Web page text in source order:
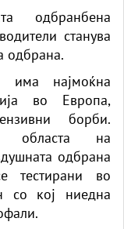
одбранбена
станува
одбрана.
има најмоќна
во Европа,
борби.
областа на
одбрана
тестирани во
со кој ниедна